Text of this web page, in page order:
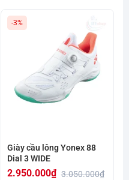
-3%
Giày cầu lông Yonex 88
Dial 3 WIDE
3.050.000₫
2.950.000₫